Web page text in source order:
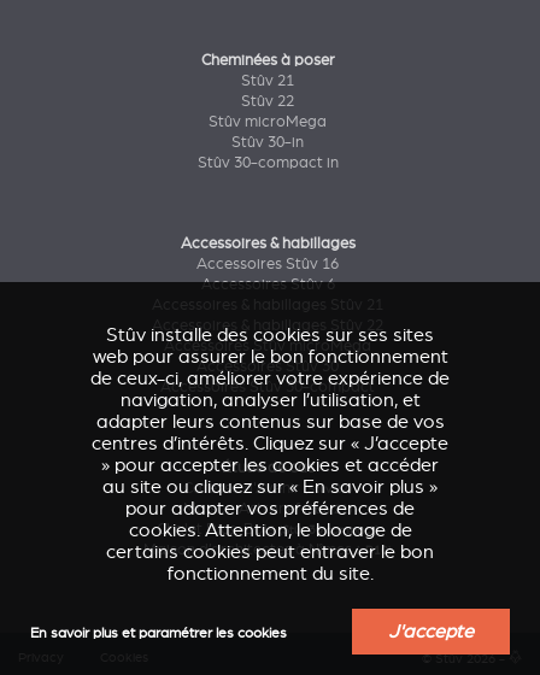
Cheminées à poser
Stûv 21
Stûv 22
Stûv microMega
Stûv 30-in
Stûv 30-compact in
Accessoires & habillages
Accessoires Stûv 16
Accessoires Stûv 6
Accessoires & habillages Stûv 22
Accessoires Stûv microMega
Accessoires Stûv 30
Accessoires Stûv 30-compact
Étude de cas
Caresse d'Avenir (Stûv 22)
Maison Astronef(Stûv 21)
Chalet Pics-Bois(Stûv 30 compact)
Maison d’architectes à Nîmes(sP10)
© Stûv 2026 -a
Stûv installe des cookies sur ses sites
web pour assurer le bon fonctionnement
de ceux-ci, améliorer votre expérience de
navigation, analyser l’utilisation, et
adapter leurs contenus sur base de vos
centres d’intérêts. Cliquez sur « J’accepte
» pour accepter les cookies et accéder
au site ou cliquez sur « En savoir plus »
pour adapter vos préférences de
cookies. Attention, le blocage de
certains cookies peut entraver le bon
fonctionnement du site.
En savoir plus et paramétrer les cookies J'accepte